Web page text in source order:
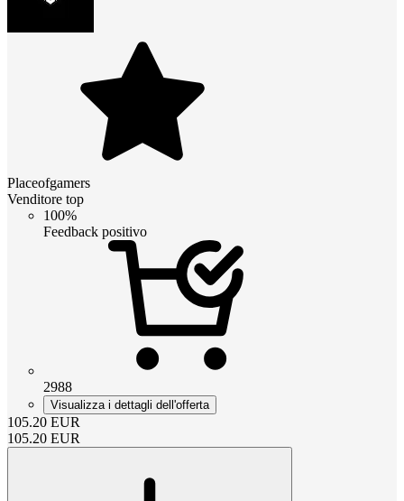
Placeofgamers
Venditore top
100%
Feedback positivo
2988
Visualizza i dettagli dell'offerta
105.20 EUR
105.20 EUR